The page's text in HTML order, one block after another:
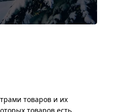
товаров и их